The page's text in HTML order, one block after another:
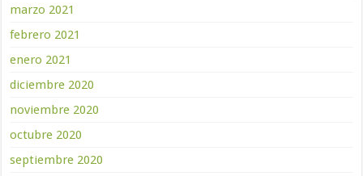
marzo 2021
febrero 2021
enero 2021
diciembre 2020
noviembre 2020
octubre 2020
septiembre 2020